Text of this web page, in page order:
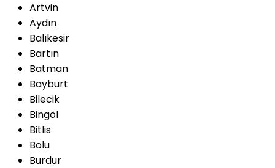
Artvin
Aydın
Balıkesir
Bartın
Batman
Bayburt
Bilecik
Bingöl
Bitlis
Bolu
Burdur